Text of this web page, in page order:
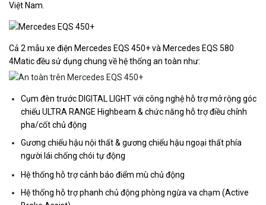
Việt Nam.
Cả 2 mẫu xe điện Mercedes EQS 450+ và Mercedes EQS 580
4Matic đều sử dụng chung về hệ thống an toàn như:
Cụm đèn trước DIGITAL LIGHT với công nghệ hỗ trợ mở rộng góc
chiếu ULTRA RANGE Highbeam & chức năng hỗ trợ điều chỉnh
pha/cốt chủ động
Gương chiếu hậu nội thất & gương chiếu hậu ngoại thất phía
người lái chống chói tự động
Hệ thống hỗ trợ cảnh báo điểm mù chủ động
Hệ thống hỗ trợ phanh chủ động phòng ngừa va chạm (Active